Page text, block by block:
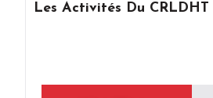
Les Activités Du